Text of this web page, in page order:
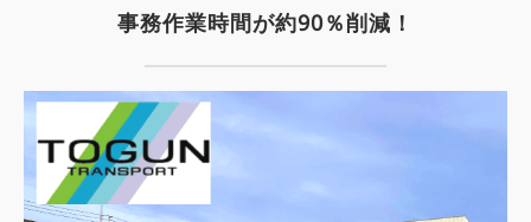
事務作業時間が約90％削減！